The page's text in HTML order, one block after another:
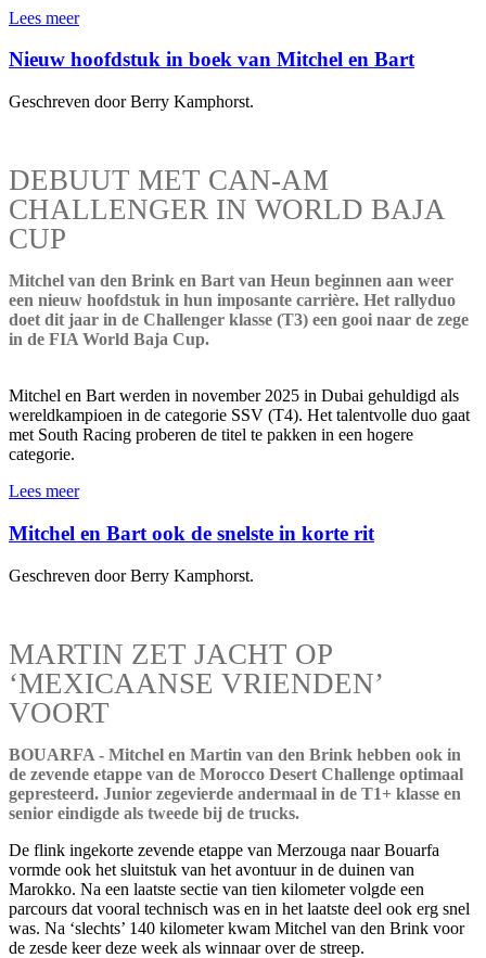
Lees meer
Nieuw hoofdstuk in boek van Mitchel en Bart
Geschreven door Berry Kamphorst.
DEBUUT MET CAN-AM
CHALLENGER IN WORLD BAJA
CUP
Mitchel van den Brink en Bart van Heun beginnen aan weer
een nieuw hoofdstuk in hun imposante carrière. Het rallyduo
doet dit jaar in de Challenger klasse (T3) een gooi naar de zege
in de FIA World Baja Cup.
Mitchel en Bart werden in november 2025 in Dubai gehuldigd als
wereldkampioen in de categorie SSV (T4). Het talentvolle duo gaat
met South Racing proberen de titel te pakken in een hogere
categorie.
Lees meer
Mitchel en Bart ook de snelste in korte rit
Geschreven door Berry Kamphorst.
MARTIN ZET JACHT OP
‘MEXICAANSE VRIENDEN’
VOORT
BOUARFA - Mitchel en Martin van den Brink hebben ook in
de zevende etappe van de Morocco Desert Challenge optimaal
gepresteerd. Junior zegevierde andermaal in de T1+ klasse en
senior eindigde als tweede bij de trucks.
De flink ingekorte zevende etappe van Merzouga naar Bouarfa
vormde ook het sluitstuk van het avontuur in de duinen van
Marokko. Na een laatste sectie van tien kilometer volgde een
parcours dat vooral technisch was en in het laatste deel ook erg snel
was. Na ‘slechts’ 140 kilometer kwam Mitchel van den Brink voor
de zesde keer deze week als winnaar over de streep.